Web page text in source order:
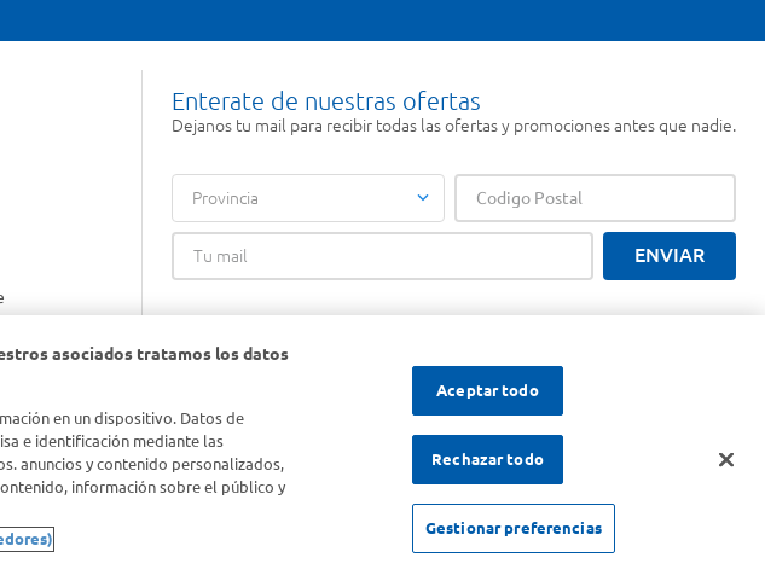
Enterate de nuestras ofertas
Dejanos tu mail para recibir todas las ofertas y promociones antes que nadie.
Provincia
ENVIAR
asociados tratamos los datos
en un dispositivo. Datos de
e identificación mediante las
anuncios y contenido personalizados,
información sobre el público y
Aceptar todo
Rechazar todo
Gestionar preferencias